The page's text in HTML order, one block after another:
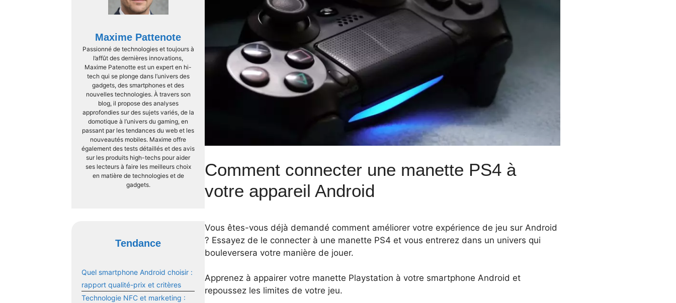
Maxime Pattenote
Passionné de technologies et toujours à
l’affût des dernières innovations,
Maxime Patenotte est un expert en hi-
tech qui se plonge dans l’univers des
gadgets, des smartphones et des
nouvelles technologies. À travers son
blog, il propose des analyses
approfondies sur des sujets variés, de la
domotique à l’univers du gaming, en
passant par les tendances du web et les
nouveautés mobiles. Maxime offre
également des tests détaillés et des avis
sur les produits high-techs pour aider
ses lecteurs à faire les meilleurs choix
en matière de technologies et de
gadgets.
Tendance
Quel smartphone Android choisir :
rapport qualité-prix et critères
Technologie NFC et marketing :
Comment connecter une manette PS4 à
votre appareil Android
Vous êtes-vous déjà demandé comment améliorer votre expérience de jeu sur Android
? Essayez de le connecter à une manette PS4 et vous entrerez dans un univers qui
bouleversera votre manière de jouer.
Apprenez à appairer votre manette Playstation à votre smartphone Android et
repoussez les limites de votre jeu.